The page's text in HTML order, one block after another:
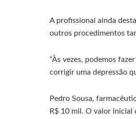
A profissional ainda
outros procedimentos
“Às vezes, podemos
corrigir uma depressão
Pedro Sousa,
R$ 10 mil. O valor inicial